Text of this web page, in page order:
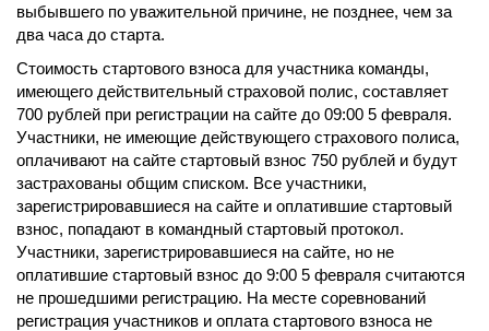
выбывшего по уважительной причине, не позднее, чем за
два часа до старта.
Стоимость стартового взноса для участника команды,
имеющего действительный страховой полис, составляет
700 рублей при регистрации на сайте до 09:00 5 февраля.
Участники, не имеющие действующего страхового полиса,
оплачивают на сайте стартовый взнос 750 рублей и будут
застрахованы общим списком. Все участники,
зарегистрировавшиеся на сайте и оплатившие стартовый
взнос, попадают в командный стартовый протокол.
Участники, зарегистрировавшиеся на сайте, но не
оплатившие стартовый взнос до 9:00 5 февраля считаются
не прошедшими регистрацию. На месте соревнований
регистрация участников и оплата стартового взноса не